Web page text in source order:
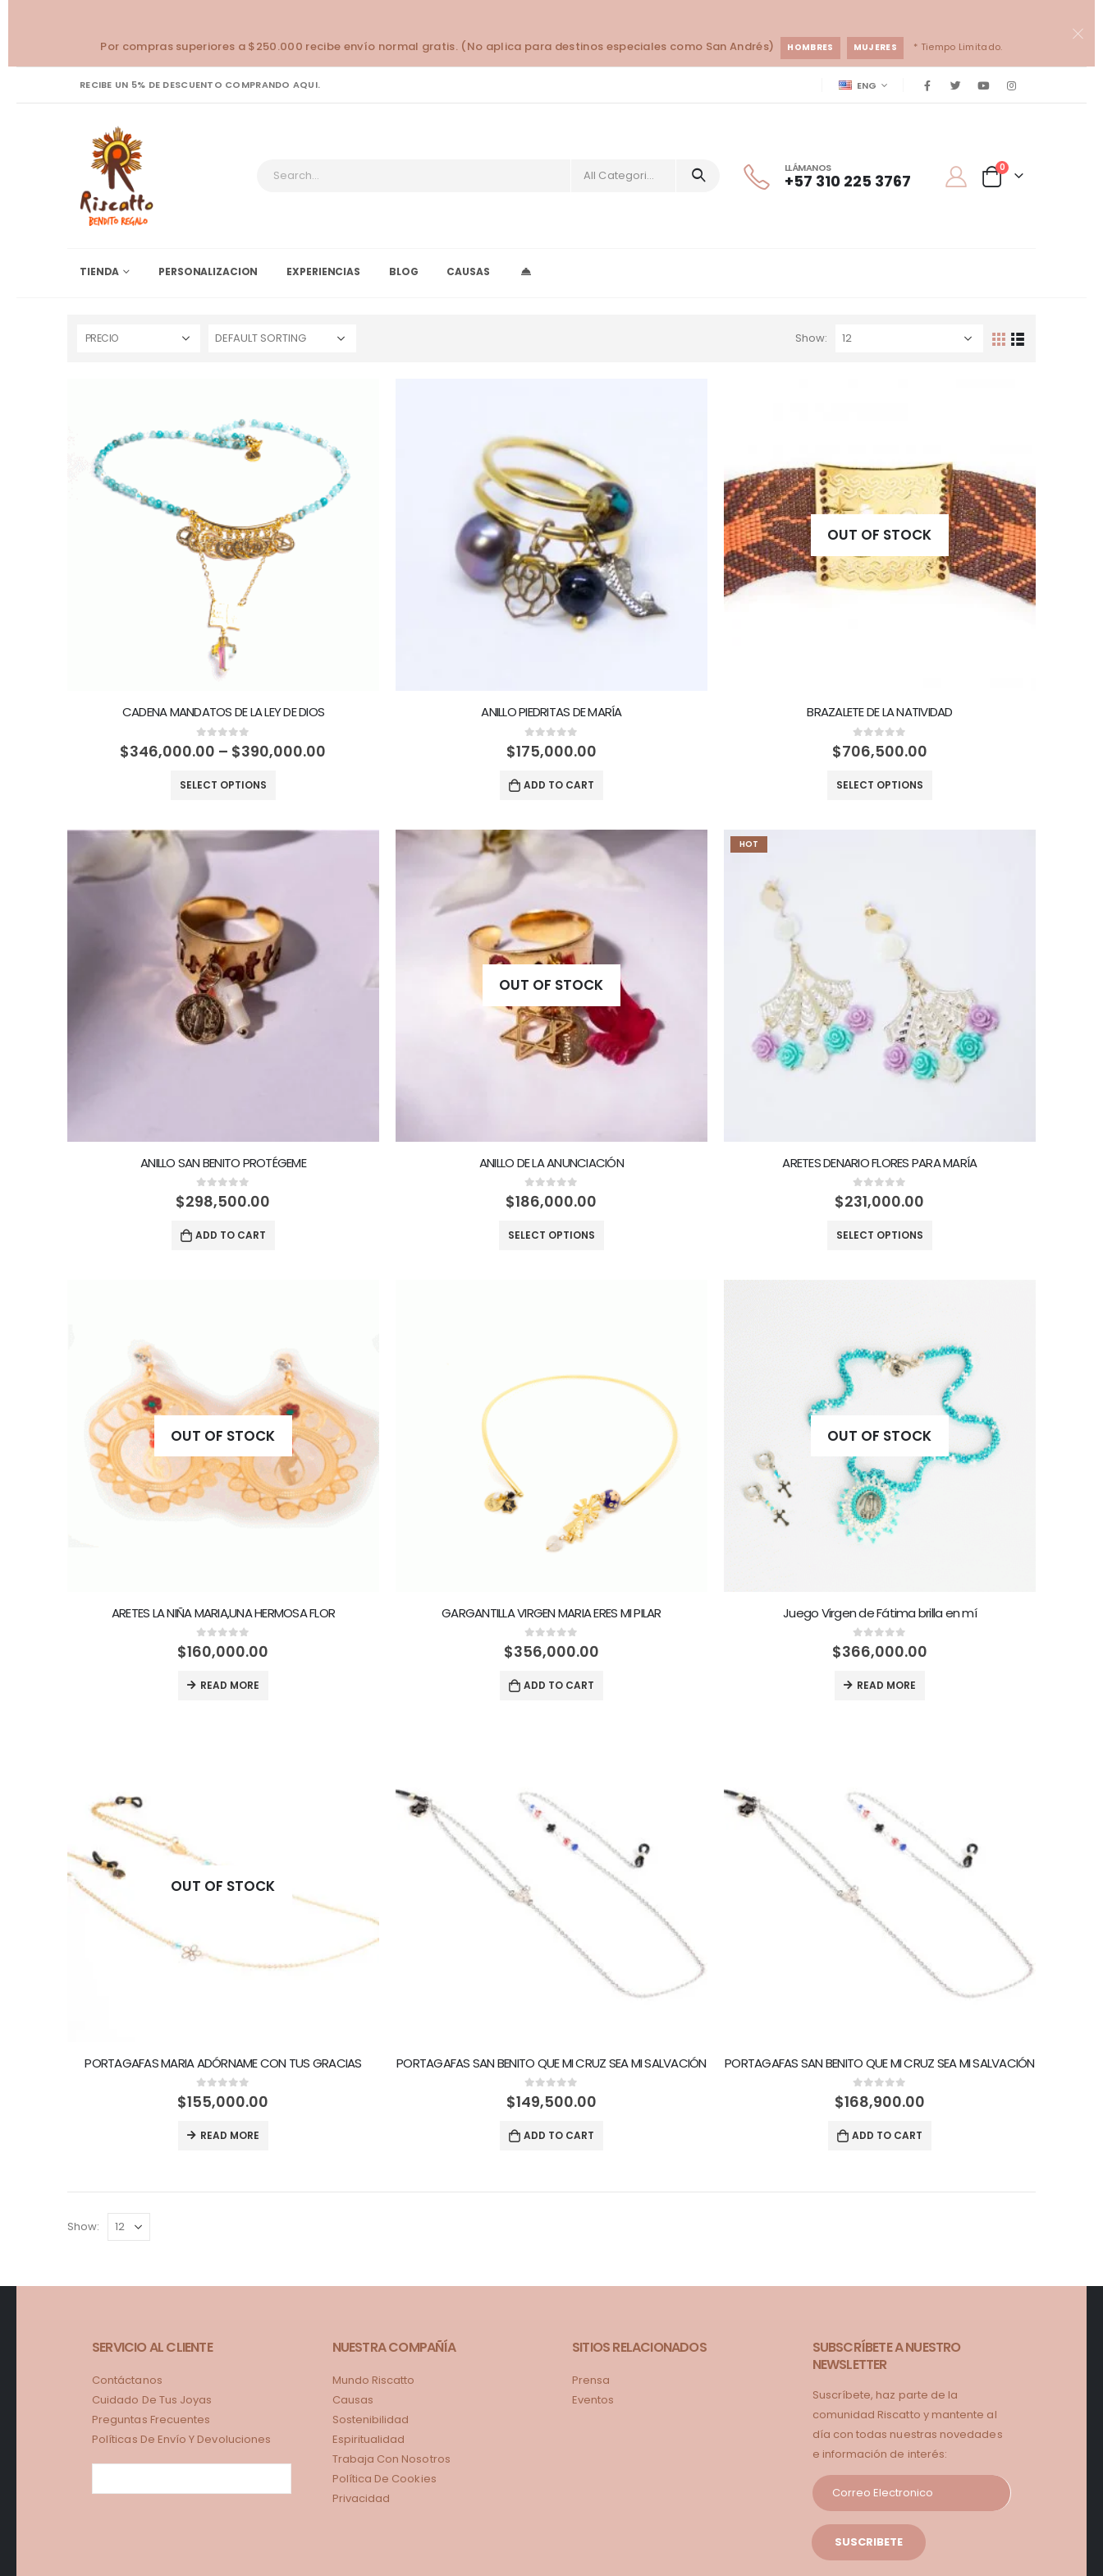
Por compras superiores a $250.000 recibe envío normal gratis. (No aplica para destinos especiales como San Andrés) HOMBRES MUJERES * Tiempo Limitado.
RECIBE UN 5% DE DESCUENTO COMPRANDO AQUI. ENG
All Categories LLÁMANOS
+57 310 225 3767
0
TIENDA PERSONALIZACION EXPERIENCIAS BLOG CAUSAS
PRECIO Show:
CADENA MANDATOS DE LA LEY DE DIOS
0out of 5
$346,000.00 – $390,000.00
SELECT OPTIONS
ANILLO PIEDRITAS DE MARÍA
0 out of 5
$175,000.00
ADD TO CART
OUT OF STOCK
BRAZALETE DE LA NATIVIDAD
0 out of 5
$706,500.00
SELECT OPTIONS
ANILLO SAN BENITO PROTÉGEME
0 out of 5
$298,500.00
ADD TO CART
OUT OF STOCK
ANILLO DE LA ANUNCIACIÓN
0 out of 5
$186,000.00
SELECT OPTIONS
HOT
ARETES DENARIO FLORES PARA MARÍA
0out of 5
$231,000.00
SELECT OPTIONS
OUT OF STOCK
ARETES LA NIÑA MARIA,UNA HERMOSA FLOR
0 out of 5
$160,000.00
READ MORE
GARGANTILLA VIRGEN MARIA ERES MI PILAR
0out of 5
$356,000.00
ADD TO CART
OUT OF STOCK
Juego Virgen de Fátima brilla en mí
0out of 5
$366,000.00
READ MORE
OUT OF STOCK
PORTAGAFAS MARIA ADÓRNAME CON TUS GRACIAS
0 out of 5
$155,000.00
READ MORE
PORTAGAFAS SAN BENITO QUE MI CRUZ SEA MI SALVACIÓN
0 out of 5
$149,500.00
ADD TO CART
PORTAGAFAS SAN BENITO QUE MI CRUZ SEA MI SALVACIÓN
0 out of 5
$168,900.00
ADD TO CART
Show:
SERVICIO AL CLIENTE
Contáctanos
Cuidado De Tus Joyas
Preguntas Frecuentes
Políticas De Envío Y Devoluciones
NUESTRA COMPAÑÍA
Mundo Riscatto
Causas
Sostenibilidad
Espiritualidad
Trabaja Con Nosotros
Política De Cookies
Privacidad
SITIOS RELACIONADOS
Prensa
Eventos
SUBSCRÍBETE A NUESTRO
NEWSLETTER
Suscríbete, haz parte de la
comunidad Riscatto y mantente al
día con todas nuestras novedades
e información de interés: